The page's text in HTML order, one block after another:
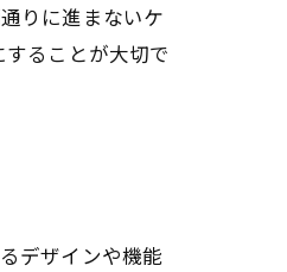
りに進まないケ
ることが大切で
デザインや機能